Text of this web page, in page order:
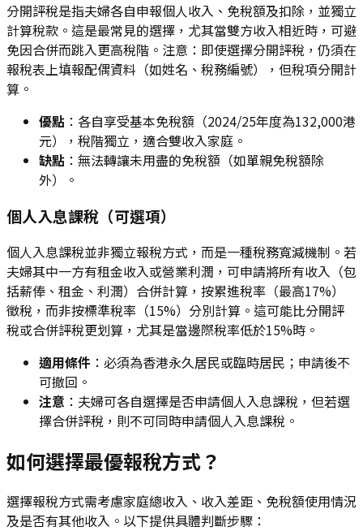
分開評稅是指夫婦各自申報個人收入、免稅額及扣除，並獨立
計算稅款。這是最常見的選擇，尤其當雙方收入相近時，可避
免因合併而跳入更高稅階。注意：即使選擇分開評稅，仍須在
報稅表上填報配偶資料（如姓名、稅務編號），但稅項分開計
算。
優點 ：各自享受基本免稅額（2024/25年度為132,000港
元），稅階獨立，適合雙收入家庭。
缺點 ：無法轉讓未用盡的免稅額（如單親免稅額除
外）。
個人入息課稅（可選項）
個人入息課稅並非獨立報稅方式，而是一種稅務寬減機制。若
夫婦其中一方有租金收入或營業利潤，可申請將所有收入（包
括薪俸、租金、利潤）合併計算，按累進稅率（最高17%）
徵稅，而非按標準稅率（15%）分別計算。這可能比分開評
稅或合併評稅更划算，尤其是當邊際稅率低於15%時。
適用條件 ：必須為香港永久居民或臨時居民；申請後不
可撤回。
注意 ：夫婦可各自選擇是否申請個人入息課稅，但若選
擇合併評稅，則不可同時申請個人入息課稅。
如何選擇最優報稅方式？
選擇報稅方式需考慮家庭總收入、收入差距、免稅額使用情況
及是否有其他收入。以下提供具體判斷步驟：